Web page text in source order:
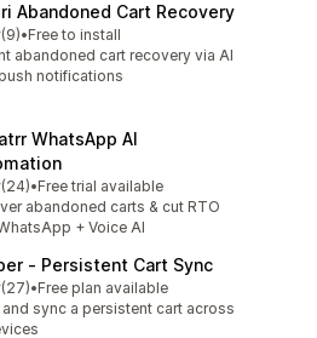
Abandoned Cart Recovery
5 顆星
(9)則評價
•Free to install
abandoned cart recovery via AI
notifications
WhatsApp AI
5 顆星
(24)則評價
•Free trial available
abandoned carts & cut RTO
+ Voice AI
‑ Persistent Cart Sync
5 顆星
(27)則評價
•Free plan available
and sync a persistent cart across